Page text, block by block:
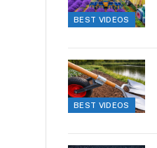
BEST VIDEOS
BEST VIDEOS